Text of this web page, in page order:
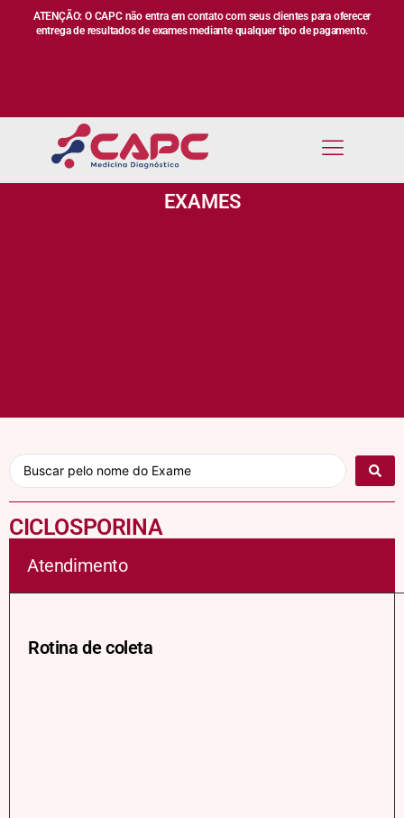
ATENÇÃO: O CAPC não entra em contato com seus clientes para oferecer
entrega de resultados de exames mediante qualquer tipo de pagamento.
EXAMES
CICLOSPORINA
Atendimento
Rotina de coleta